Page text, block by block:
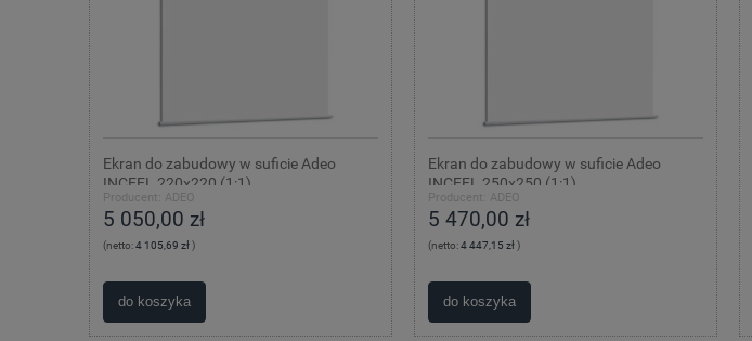
Ekran do zabudowy w suficie Adeo
INCEEL 220x220 (1:1)
Producent: ADEO
5 050,00 zł
(netto:4 105,69 zł)
do koszyka
Ekran do zabudowy w suficie Adeo
INCEEL 250x250 (1:1)
Producent: ADEO
5 470,00 zł
(netto:4 447,15 zł)
do koszyka